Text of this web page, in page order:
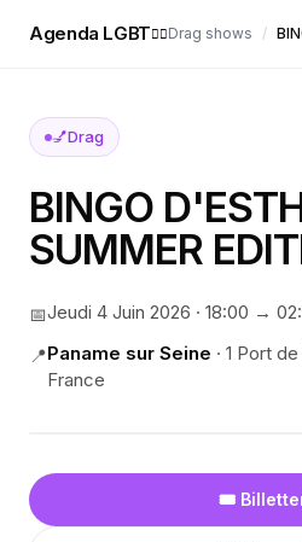
Agenda LGBT🏳️‍🌈Drag shows /
💅Drag
BINGO
SUMMER
📅Jeudi 4 Juin 2026 · 18:00 →
📍Paname sur Seine · 1 Port
France
🎟️